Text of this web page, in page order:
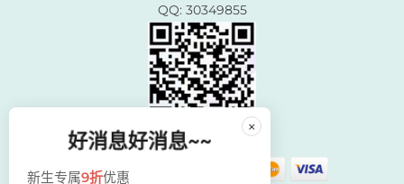
QQ: 30349855
好消息好消息~~
新生专属9折优惠
×